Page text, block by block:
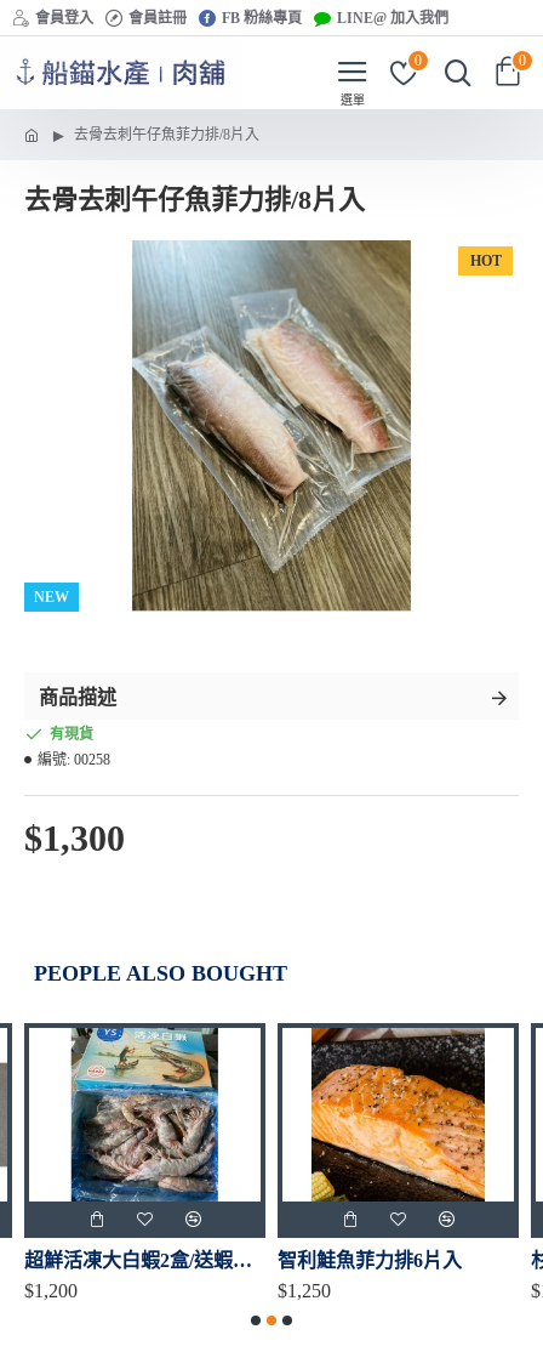
會員登入 會員註冊 FB 粉絲專頁 LINE@ 加入我們
0 0
去骨去刺午仔魚菲力排/8片入
去骨去刺午仔魚菲力排/8片入
NEW
HOT
商品描述
$1,300
有現貨
編號: 00258
PEOPLE ALSO BOUGHT
超鮮活凍大白蝦2盒/送蝦枝花丸1包（加碼更大盒）
$1,200
智利鮭魚菲力排6片入
$1,250